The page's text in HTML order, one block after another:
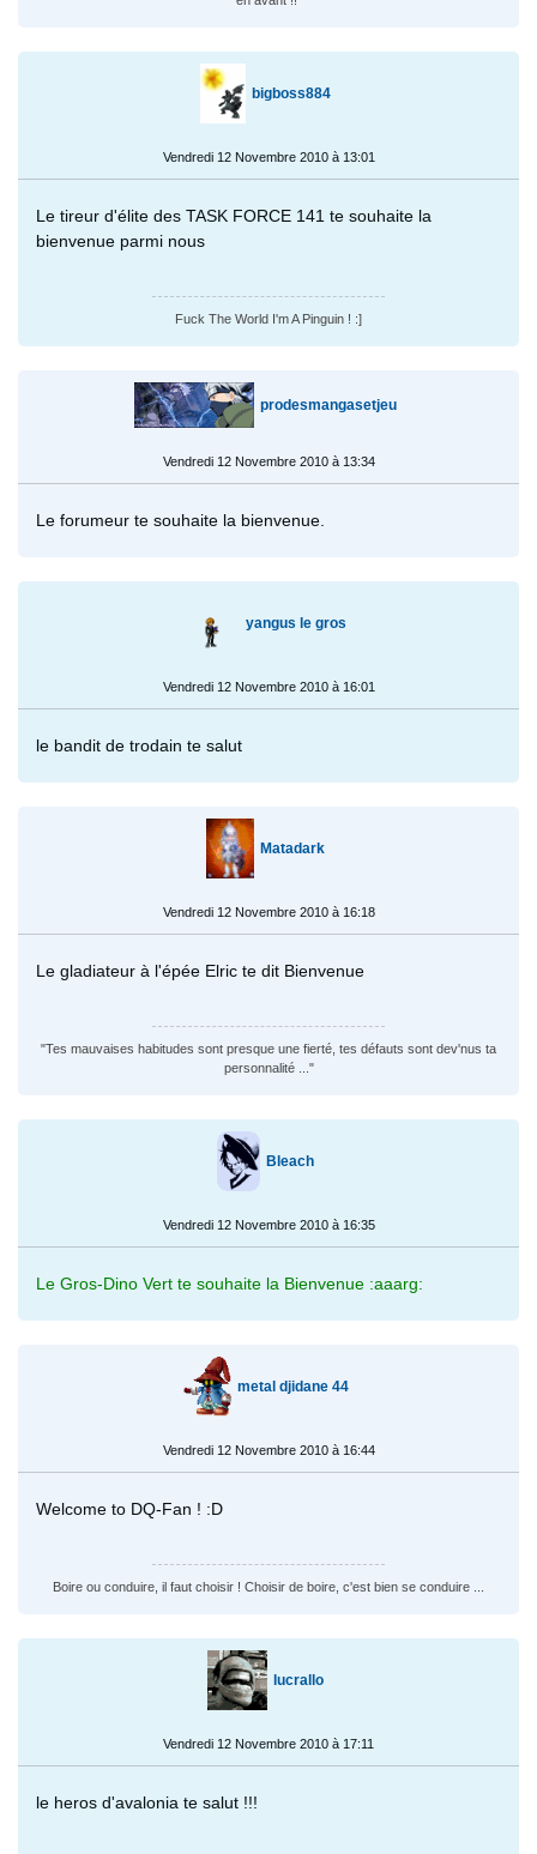
bigboss884
Vendredi 12 Novembre 2010 à 13:01
Le tireur d'élite des TASK FORCE 141 te souhaite la
bienvenue parmi nous
Fuck The World I'm A Pinguin ! :]
prodesmangasetjeu
Vendredi 12 Novembre 2010 à 13:34
Le forumeur te souhaite la bienvenue.
yangus le gros
Vendredi 12 Novembre 2010 à 16:01
le bandit de trodain te salut
Matadark
Vendredi 12 Novembre 2010 à 16:18
Le gladiateur à l'épée Elric te dit Bienvenue
"Tes mauvaises habitudes sont presque une fierté, tes défauts sont dev'nus ta
personnalité ..."
Bleach
Vendredi 12 Novembre 2010 à 16:35
Le Gros-Dino Vert te souhaite la Bienvenue :aaarg:
metal djidane 44
Vendredi 12 Novembre 2010 à 16:44
Welcome to DQ-Fan ! :D
Boire ou conduire, il faut choisir ! Choisir de boire, c'est bien se conduire ...
lucrallo
Vendredi 12 Novembre 2010 à 17:11
le heros d'avalonia te salut !!!